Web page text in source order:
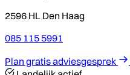
2596 HL Den Haag
085 115 5991
Plan gratis adviesgesprek